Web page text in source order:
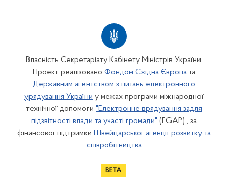
Власність Секретаріату Кабінету Міністрів України.
Проект реалізовано Фондом Східна Європа та
Державним агентством з питань електронного
урядування України у межах програми міжнародної
технічної допомоги "Електронне врядування задля
підзвітності влади та участі громади" (EGAP) , за
фінансової підтримки Швейцарської агенції розвитку та
співробітництва